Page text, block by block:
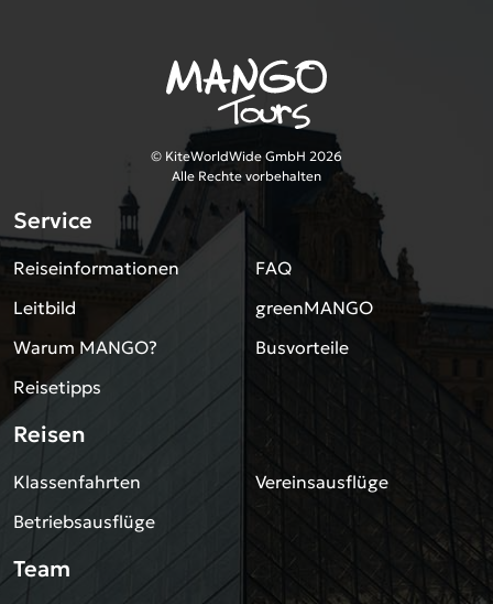
© KiteWorldWide GmbH 2026
Alle Rechte vorbehalten
Service
Reiseinformationen
Leitbild
Warum MANGO?
Reisetipps
FAQ
greenMANGO
Busvorteile
Reisen
Klassenfahrten
Betriebsausflüge
Vereinsausflüge
Team